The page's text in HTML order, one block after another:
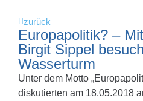
zurück
Europapolitik? –
Birgit Sippel
Wasserturm
Unter dem Motto
diskutierten am 18.05.2018